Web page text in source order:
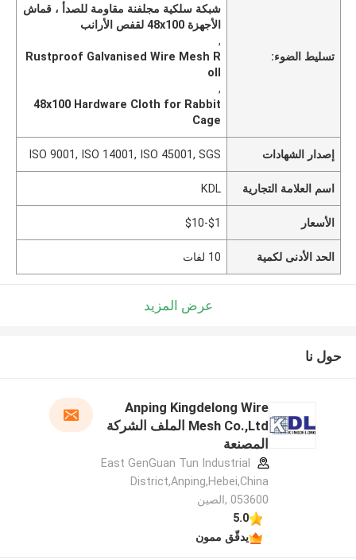
تسليط الضوء:
شبكة سلكية مجلفنة مقاومة للصدأ ، قماش
الأجهزة 48x100 لقفص الأرانب
,
Rustproof Galvanised Wire Mesh R
oll
,
48x100 Hardware Cloth for Rabbit
Cage
إصدار الشهادات ISO 9001, ISO 14001, ISO 45001, SGS
اسم العلامة التجارية KDL
الأسعار $1-$10
الحد الأدنى لكمية 10 لفات
عرض المزيد
حول نا
Anping Kingdelong Wire
Mesh Co.,Ltd الملف الشركة
المصنعة
East GenGuan Tun Industrial
District,Anping,Hebei,China
053600 ,الصين
5.0
يدقّق ممون